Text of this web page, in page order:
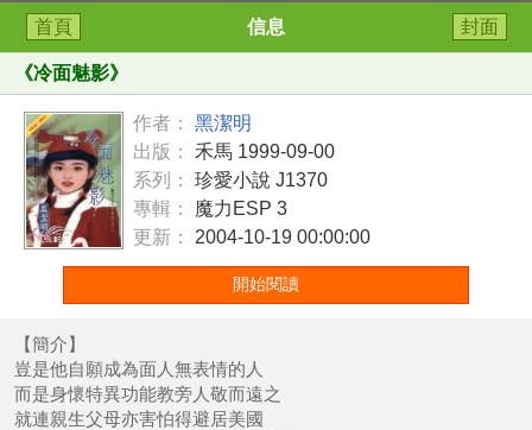
首頁 信息 封面
《冷面魅影》
作者：
黑潔明
出版：
禾馬 1999-09-00
系列：
珍愛小說 J1370
專輯：
魔力ESP 3
更新：
2004-10-19 00:00:00
開始閱讀
【簡介】
豈是他自願成為面人無表情的人
而是身懷特異功能教旁人敬而遠之
就連親生父母亦害怕得避居美國